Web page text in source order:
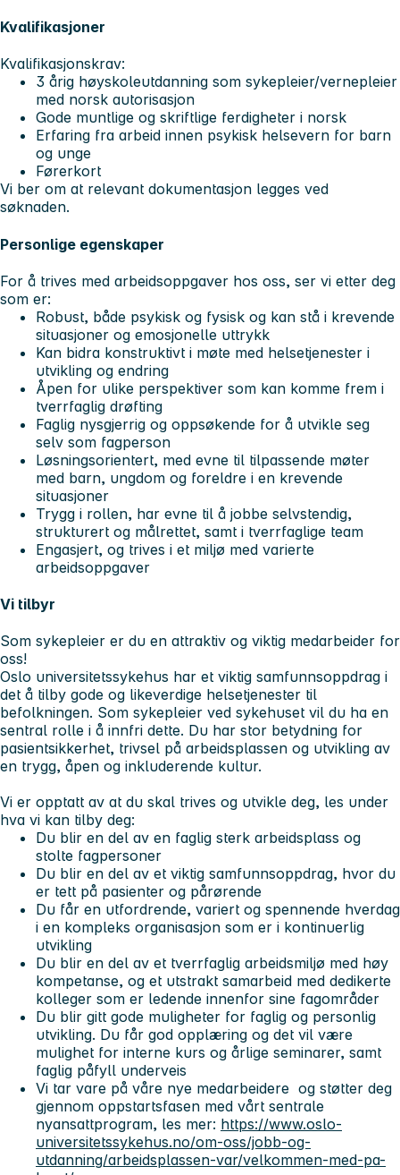
Kvalifikasjoner
Kvalifikasjonskrav:
3 årig høyskoleutdanning som sykepleier/vernepleier
med norsk autorisasjon
Gode muntlige og skriftlige ferdigheter i norsk
Erfaring fra arbeid innen psykisk helsevern for barn
og unge
Førerkort
Vi ber om at relevant dokumentasjon legges ved
søknaden.
Personlige egenskaper
For å trives med arbeidsoppgaver hos oss, ser vi etter deg
som er:
Robust, både psykisk og fysisk og kan stå i krevende
situasjoner og emosjonelle uttrykk
Kan bidra konstruktivt i møte med helsetjenester i
utvikling og endring
Åpen for ulike perspektiver som kan komme frem i
tverrfaglig drøfting
Faglig nysgjerrig og oppsøkende for å utvikle seg
selv som fagperson
Løsningsorientert, med evne til tilpassende møter
med barn, ungdom og foreldre i en krevende
situasjoner
Trygg i rollen, har evne til å jobbe selvstendig,
strukturert og målrettet, samt i tverrfaglige team
Engasjert, og trives i et miljø med varierte
arbeidsoppgaver
Vi tilbyr
Som sykepleier er du en attraktiv og viktig medarbeider for
oss!
Oslo universitetssykehus har et viktig samfunnsoppdrag i
det å tilby gode og likeverdige helsetjenester til
befolkningen. Som sykepleier ved sykehuset vil du ha en
sentral rolle i å innfri dette. Du har stor betydning for
pasientsikkerhet, trivsel på arbeidsplassen og utvikling av
en trygg, åpen og inkluderende kultur.
Vi er opptatt av at du skal trives og utvikle deg, les under
hva vi kan tilby deg:
Du blir en del av en faglig sterk arbeidsplass og
stolte fagpersoner
Du blir en del av et viktig samfunnsoppdrag, hvor du
er tett på pasienter og pårørende
Du får en utfordrende, variert og spennende hverdag
i en kompleks organisasjon som er i kontinuerlig
utvikling
Du blir en del av et tverrfaglig arbeidsmiljø med høy
kompetanse, og et utstrakt samarbeid med dedikerte
kolleger som er ledende innenfor sine fagområder
Du blir gitt gode muligheter for faglig og personlig
utvikling. Du får god opplæring og det vil være
mulighet for interne kurs og årlige seminarer, samt
faglig påfyll underveis
Vi tar vare på våre nye medarbeidere og støtter deg
gjennom oppstartsfasen med vårt sentrale
nyansattprogram, les mer: https://www.oslo-
universitetssykehus.no/om-oss/jobb-og-
utdanning/arbeidsplassen-var/velkommen-med-pa-